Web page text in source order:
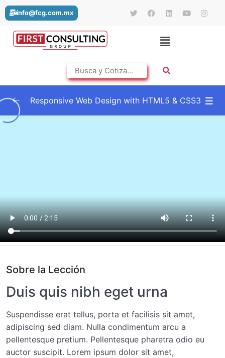
info@fcg.com.mx
Building a sample page for a news site
Overview of the finished page 01:03
Stylize the content on the phone 01:00
Stylize the content on the tablet
Stylize the content on the desktop
Responsive Web Design with HTML5 & CSS3
Sobre la Lección
Duis quis nibh eget urna
Suspendisse erat tellus, porta et facilisis sit amet,
adipiscing sed diam. Nulla condimentum arcu a
pellentesque pretium. Pellentesque pharetra odio eu
auctor suscipit. Lorem ipsum dolor sit amet,